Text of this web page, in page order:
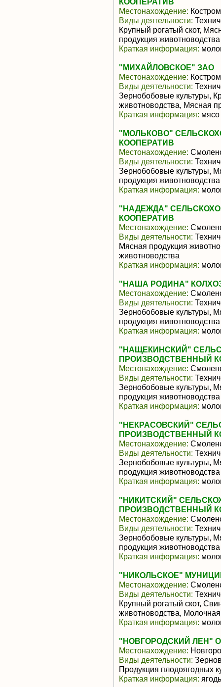
Местонахождение:
Виды деятельности:
Крупный рогатый скот,
продукция животноводства
Краткая информация:
"МИХАЙЛОВСКОЕ" ЗАО
Местонахождение:
Виды деятельности:
Зернобобовые культуры,
животноводства, Мясная
Краткая информация: мясо
"МОЛЬКОВО"
КООПЕРАТИВ
Местонахождение:
Виды деятельности:
Зернобобовые культуры,
продукция животноводства
Краткая информация:
"НАДЕЖДА"
КООПЕРАТИВ
Местонахождение:
Виды деятельности:
Мясная продукция
животноводства
Краткая информация:
"НАША РОДИНА"
Местонахождение:
Виды деятельности:
Зернобобовые культуры,
продукция животноводства
Краткая информация:
"НАЩЕКИНСКИЙ"
ПРОИЗВОДСТВЕННЫЙ
Местонахождение:
Виды деятельности:
Зернобобовые культуры,
продукция животноводства
Краткая информация:
"НЕКРАСОВСКИЙ"
ПРОИЗВОДСТВЕННЫЙ
Местонахождение:
Виды деятельности:
Зернобобовые культуры,
продукция животноводства
Краткая информация:
"НИКИТСКИЙ"
ПРОИЗВОДСТВЕННЫЙ
Местонахождение:
Виды деятельности:
Зернобобовые культуры,
продукция животноводства
Краткая информация:
"НИКОЛЬСКОЕ"
Местонахождение:
Виды деятельности:
Крупный рогатый скот,
животноводства,
Краткая информация:
"НОВГОРОДСКИЙ ЛЕН"
Местонахождение:
Виды деятельности:
Продукция плодоягодных
Краткая информация: